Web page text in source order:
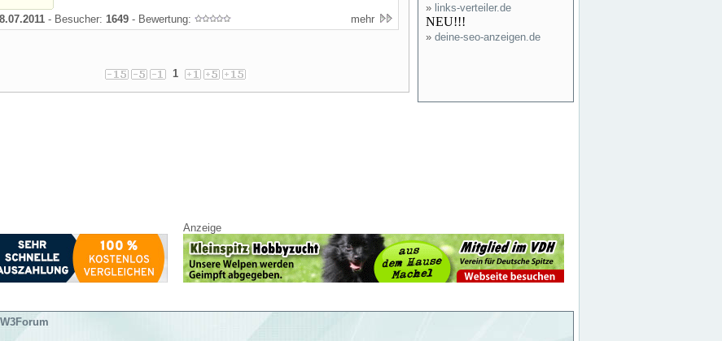
- Besucher: 1649 - Bewertung: mehr
1
» links-verteiler.de
NEU!!!
» deine-seo-anzeigen.de
Anzeige
W3Forum